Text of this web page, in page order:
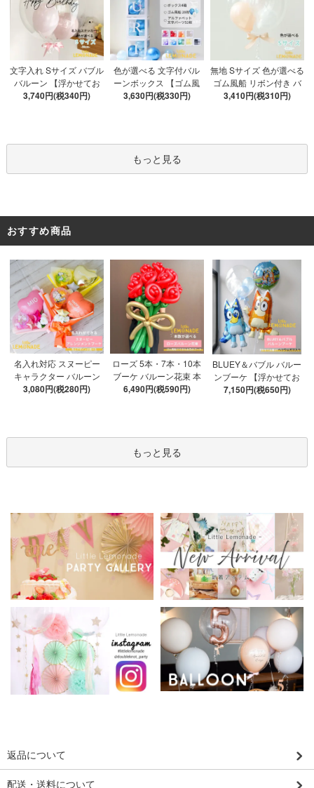
文字入れ Sサイズ バブル
バルーン 【浮かせてお
届け】 バルーン
3,740円(税340円)
色が選べる 文字付バル
ーンボックス 【ゴム風
船&文字パーツ付き】 DI
ツ52枚 推し活
3,630円(税330円)
無地 Sサイズ 色が選べる
ゴム風船 リボン付き バ
ブルバルーン 【浮かせ
3,410円(税310円)
もっと見る
おすすめ商品
名入れ対応 スヌーピー
キャラクター バルーン
ブーケ 選べる7種 【膨ら
3,080円(税280円)
ローズ 5本・7本・10本
ブーケ バルーン花束 本
数が選べる 【膨らませ
6,490円(税590円)
BLUEY＆バブル バルー
ンブーケ 【浮かせてお
届け】 ヘリウムガス入
7,150円(税650円)
もっと見る
返品について
配送・送料について